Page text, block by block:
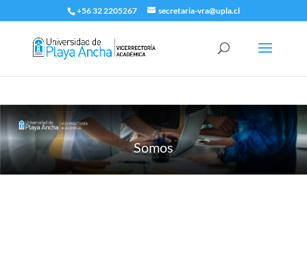
+56 32 2205267 secretaria-vra@upla.cl
Somos